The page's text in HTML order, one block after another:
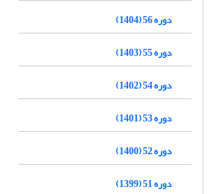
دوره 56 (1404)
دوره 55 (1403)
دوره 54 (1402)
دوره 53 (1401)
دوره 52 (1400)
دوره 51 (1399)